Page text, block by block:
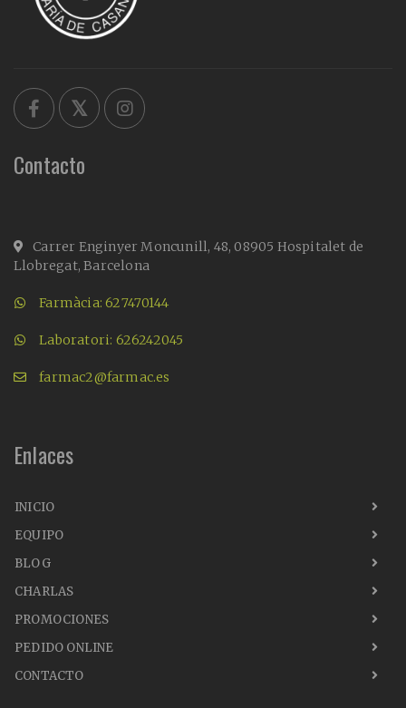
Contacto
Carrer Enginyer Moncunill, 48, 08905 Hospitalet de
Llobregat, Barcelona
Farmàcia: 627470144
Laboratori: 626242045
farmac2@farmac.es
Enlaces
INICIO
EQUIPO
BLOG
CHARLAS
PROMOCIONES
PEDIDO ONLINE
CONTACTO